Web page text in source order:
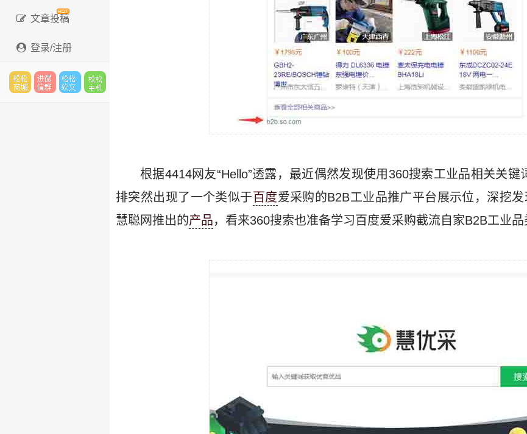
文章投稿
登录/注册
根据4414网友“Hello”透露，最近偶然发现使用360搜索工业品相关关键
排突然出现了一个类似于 百度爱采购的B2B工业品推广平台展示位，深挖
慧聪网推出的产品，看来360搜索也准备学习百度爱采购截流自家B2B工业品